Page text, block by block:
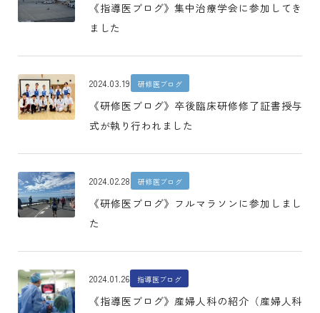
《指導医ブログ》集中治療学会に参加してき
ました
2024.03.19 研修医ブログ
《研修医ブログ》卒後臨床研修修了証書授与
式が執り行われました
2024.02.28 研修医ブログ
《研修医ブログ》フルマラソンに参加しまし
た
2024.01.26 指導医ブログ
《指導医ブログ》産婦人科の紹介（産婦人科